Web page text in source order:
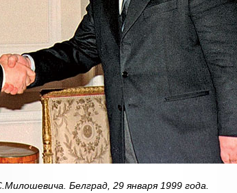
Белград, 29 января 1999 года.